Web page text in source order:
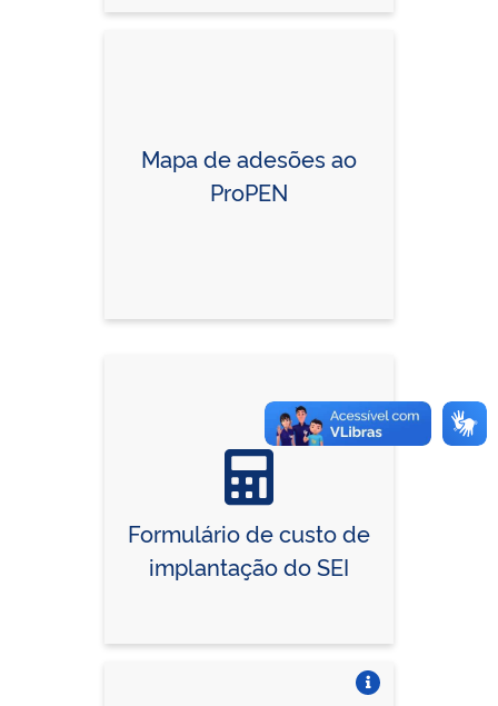
Mapa de adesões ao
ProPEN
Formulário de custo de
implantação do SEI